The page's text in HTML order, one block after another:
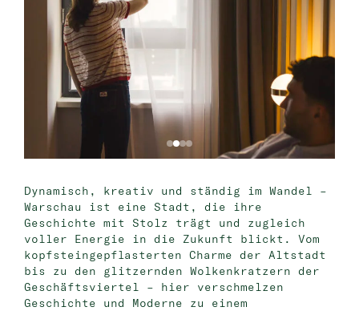
master Bat Yam
Dynamisch, kreativ und ständig im Wandel –
Warschau ist eine Stadt, die ihre
Geschichte mit Stolz trägt und zugleich
voller Energie in die Zukunft blickt. Vom
kopfsteingepflasterten Charme der Altstadt
bis zu den glitzernden Wolkenkratzern der
Geschäftsviertel – hier verschmelzen
Geschichte und Moderne zu einem